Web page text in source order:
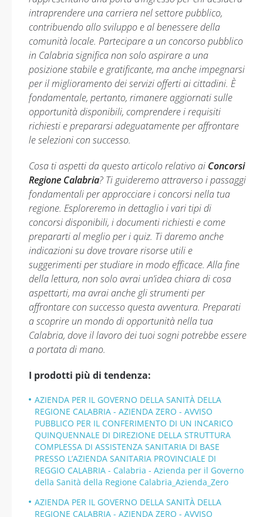
intraprendere una carriera nel settore pubblico,
contribuendo allo sviluppo e al benessere della
comunità locale. Partecipare a un concorso pubblico
in Calabria significa non solo aspirare a una
posizione stabile e gratificante, ma anche impegnarsi
per il miglioramento dei servizi offerti ai cittadini. È
fondamentale, pertanto, rimanere aggiornati sulle
opportunità disponibili, comprendere i requisiti
richiesti e prepararsi adeguatamente per affrontare
le selezioni con successo.
Cosa ti aspetti da questo articolo relativo ai Concorsi
Regione Calabria? Ti guideremo attraverso i passaggi
fondamentali per approcciare i concorsi nella tua
regione. Esploreremo in dettaglio i vari tipi di
concorsi disponibili, i documenti richiesti e come
prepararti al meglio per i quiz. Ti daremo anche
indicazioni su dove trovare risorse utili e
suggerimenti per studiare in modo efficace. Alla fine
della lettura, non solo avrai un’idea chiara di cosa
aspettarti, ma avrai anche gli strumenti per
affrontare con successo questa avventura. Preparati
a scoprire un mondo di opportunità nella tua
Calabria, dove il lavoro dei tuoi sogni potrebbe essere
a portata di mano.
I prodotti più di tendenza:
AZIENDA PER IL GOVERNO DELLA SANITÀ DELLA
REGIONE CALABRIA - AZIENDA ZERO - AVVISO
PUBBLICO PER IL CONFERIMENTO DI UN INCARICO
QUINQUENNALE DI DIREZIONE DELLA STRUTTURA
COMPLESSA DI ASSISTENZA SANITARIA DI BASE
PRESSO L’AZIENDA SANITARIA PROVINCIALE DI
REGGIO CALABRIA - Calabria - Azienda per il Governo
della Sanità della Regione Calabria_Azienda_Zero
AZIENDA PER IL GOVERNO DELLA SANITÀ DELLA
REGIONE CALABRIA - AZIENDA ZERO - AVVISO